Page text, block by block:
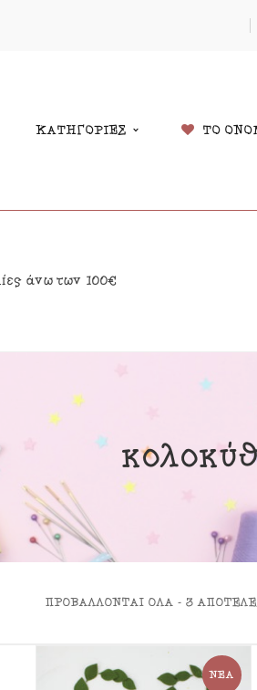
ΚΑΤΗΓΟΡΙΕΣ
Δώρα
Δωματίου
Μόμπιλε Κούνιας
Κουτιά
ΤΟ
άνω των 100€
ΠΡΟΒΆΛΛΟΝΤΑΙ ΌΛΑ - 3
ΝΈΑ